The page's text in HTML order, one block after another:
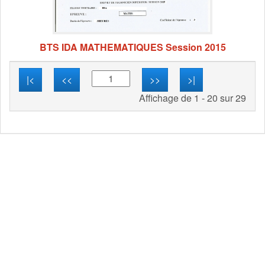
BTS IDA MATHEMATIQUES Session 2015
|< << >>
>|
Affichage de 1 - 20 sur 29